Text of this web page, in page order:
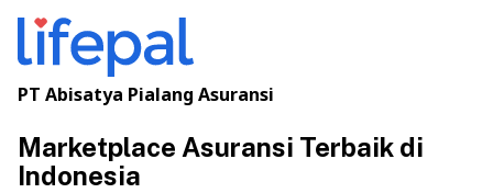
PT Abisatya Pialang Asuransi
Marketplace Asuransi Terbaik di
Indonesia